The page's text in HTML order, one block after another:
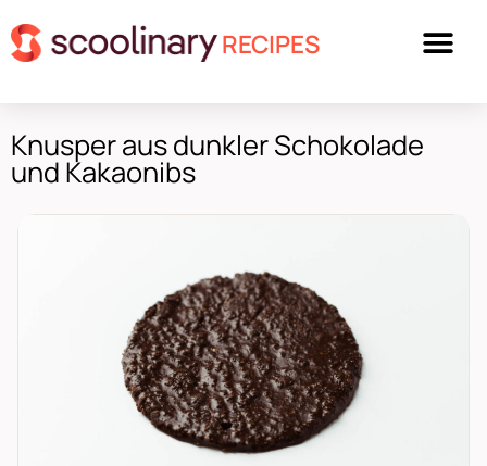
RECIPES
Knusper aus dunkler Schokolade
und Kakaonibs